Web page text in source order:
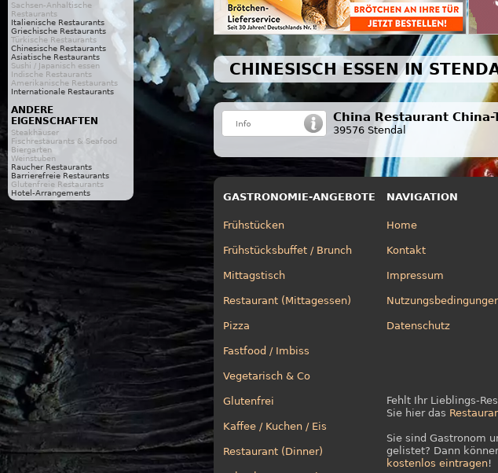
Sachsen-Anhaltische
Restaurants
Italienische Restaurants
Griechische Restaurants
Türkische Restaurants
Chinesische Restaurants
Asiatische Restaurants
Sushi / Japanisch essen
Indische Restaurants
Amerikanische Restaurants
Internationale Restaurants
ANDERE
EIGENSCHAFTEN
Steakhäuser
Fischrestaurants & Seafood
Biergarten
Weinstuben
Raucher Restaurants
Barrierefreie Restaurants
Glutenfreie Restaurants
Hotel-Arrangements
CHINESISCH ESSEN IN
China Restaurant China-
39576 Stendal
GASTRONOMIE-ANGEBOTE
Frühstücken
Frühstücksbuffet / Brunch
Mittagstisch
Restaurant (Mittagessen)
Pizza
Fastfood / Imbiss
Vegetarisch & Co
Glutenfrei
Kaffee / Kuchen / Eis
Restaurant (Dinner)
NAVIGATION
Home
Kontakt
Impressum
Datenschutz
Fehlt Ihr Lieblings-
Sie hier das
Sie sind Gastronom
gelistet? Dann
kostenlos eintragen!